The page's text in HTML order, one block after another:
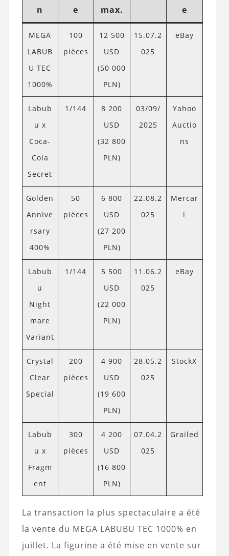
n
e
max.
e
MEGA
LABUB
U TEC
1000%
100
pièces
12 500
USD
(50 000
PLN)
15.07.2
025
eBay
Labub
u x
Coca-
Cola
Secret
1/144
8 200
USD
(32 800
PLN)
03/09/
2025
Yahoo
Auctio
ns
Golden
Annive
rsary
400%
50
pièces
6 800
USD
(27 200
PLN)
22.08.2
025
Mercar
i
Labub
u
Night
mare
Variant
1/144
5 500
USD
(22 000
PLN)
11.06.2
025
eBay
Crystal
Clear
Special
200
pièces
4 900
USD
(19 600
PLN)
28.05.2
025
StockX
Labub
u x
Fragm
ent
300
pièces
4 200
USD
(16 800
PLN)
07.04.2
025
Grailed
La transaction la plus spectaculaire a été
la vente du MEGA LABUBU TEC 1000% en
juillet. La figurine a été mise en vente sur